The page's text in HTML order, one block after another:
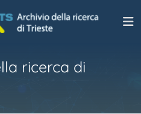
ricerca di